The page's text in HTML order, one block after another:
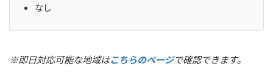
なし
※即日対応可能な地域はこちらのページで確認できます。